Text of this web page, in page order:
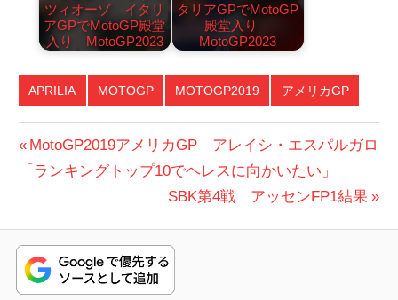
ツィオーゾ イタリ
アGPでMotoGP殿堂
入り MotoGP2023
タリアGPでMotoGP
殿堂入り
MotoGP2023
APRILIA MOTOGP MOTOGP2019 アメリカGP
投
稿
ビ
ゲ
前
の
MotoGP2019アメリカGP アレイシ・エスパルガロ
「ランキングトップ10でヘレスに向かいたい」
次
投
SBK第4戦 アッセンFP1結果